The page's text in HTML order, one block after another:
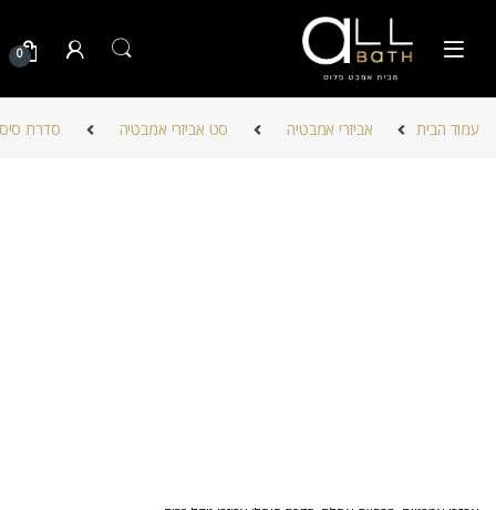
0
עמוד הבית אביזרי אמבטיה סט אביזרי אמבטיה סדרת